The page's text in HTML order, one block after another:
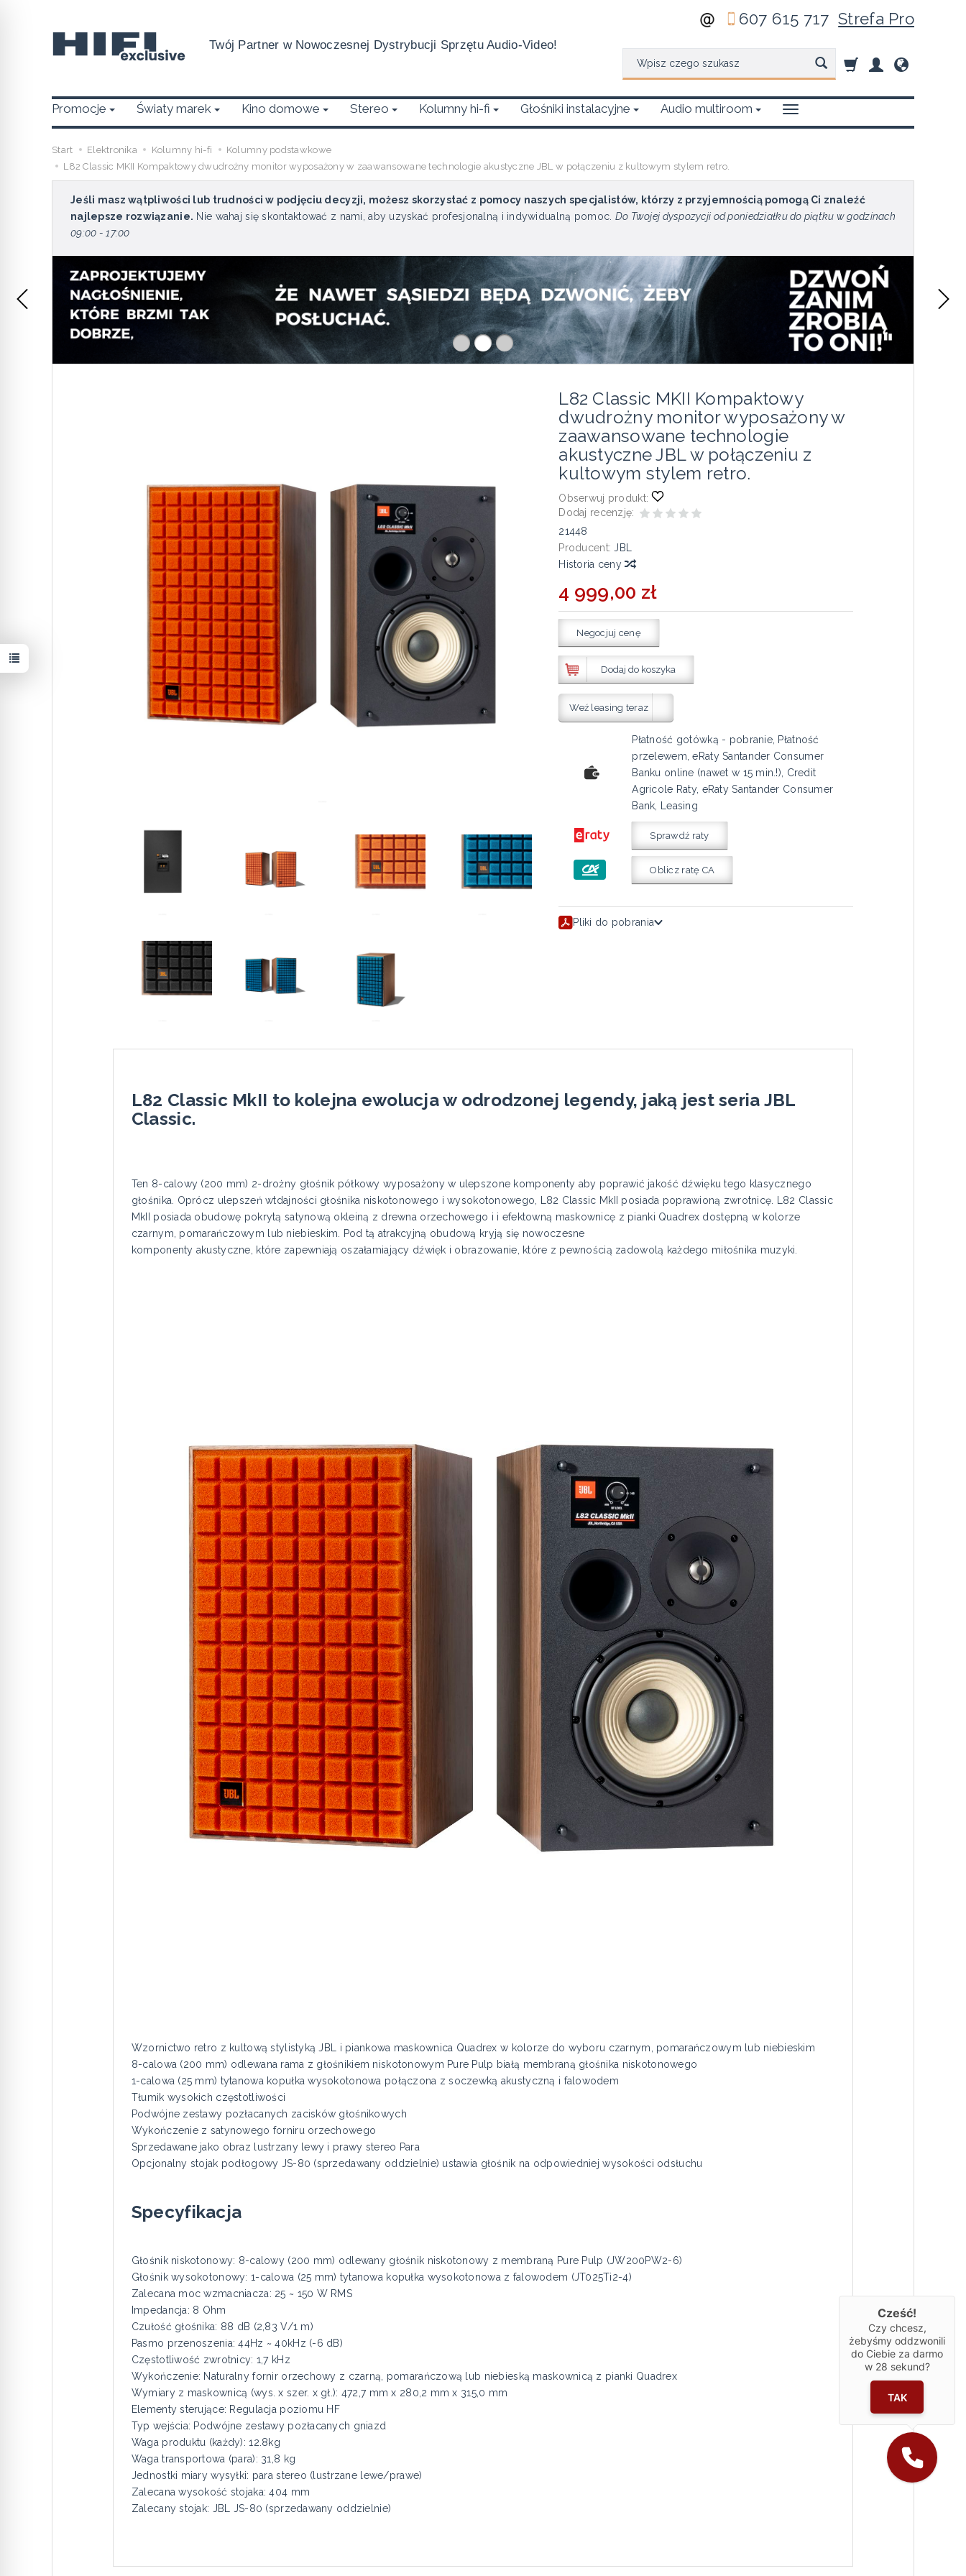
Twój Partner w Nowoczesnej Dystrybucji Sprzętu Audio-Video!
607 615 717Strefa Pro
Promocje Światy marek Kino domowe Stereo Kolumny hi-fi Głośniki instalacyjne Audio multiroom
Start Elektronika Kolumny hi-fi
Kolumny podstawkowe
L82 Classic MKII Kompaktowy dwudrożny monitor wyposażony w zaawansowane technologie akustyczne JBL w połączeniu z kultowym stylem retro.
Jeśli masz wątpliwości lub trudności w podjęciu decyzji, możesz skorzystać z pomocy naszych specjalistów, którzy z przyjemnością pomogą Ci znaleźć
najlepsze rozwiązanie. Nie wahaj się skontaktować z nami, aby uzyskać profesjonalną i indywidualną pomoc. Do Twojej dyspozycji od poniedziałku do piątku w godzinach
09:00 - 17:00
L82 Classic MKII Kompaktowy
dwudrożny monitor wyposażony w
zaawansowane technologie
akustyczne JBL w połączeniu z
kultowym stylem retro.
Obserwuj produkt:
Dodaj recenzję:
21448
Producent: JBL
Historia ceny
4 999,00 zł
Negocjuj cenę
Dodaj do koszyka
Weź leasing teraz
Płatność gotówką - pobranie, Płatność
przelewem, eRaty Santander Consumer
Banku online (nawet w 15 min.!), Credit
Agricole Raty, eRaty Santander Consumer
Bank, Leasing
Sprawdź raty
Oblicz ratę CA
Pliki do pobrania
L82 Classic MkII to kolejna ewolucja w odrodzonej legendy, jaką jest seria JBL
Classic.
Ten 8-calowy (200 mm) 2-drożny głośnik półkowy wyposażony w ulepszone komponenty aby poprawić jakość dźwięku tego klasycznego
głośnika. Oprócz ulepszeń wtdajności głośnika niskotonowego i wysokotonowego, L82 Classic MkII posiada poprawioną zwrotnicę. L82 Classic
MkII posiada obudowę pokrytą satynową okleiną z drewna orzechowego i i efektowną maskownicę z pianki Quadrex dostępną w kolorze
czarnym, pomarańczowym lub niebieskim. Pod tą atrakcyjną obudową kryją się nowoczesne
komponenty akustyczne, które zapewniają oszałamiający dźwięk i obrazowanie, które z pewnością zadowolą każdego miłośnika muzyki.
Wzornictwo retro z kultową stylistyką JBL i piankowa maskownica Quadrex w kolorze do wyboru czarnym, pomarańczowym lub niebieskim
8-calowa (200 mm) odlewana rama z głośnikiem niskotonowym Pure Pulp białą membraną głośnika niskotonowego
1-calowa (25 mm) tytanowa kopułka wysokotonowa połączona z soczewką akustyczną i falowodem
Tłumik wysokich częstotliwości
Podwójne zestawy pozłacanych zacisków głośnikowych
Wykończenie z satynowego forniru orzechowego
Sprzedawane jako obraz lustrzany lewy i prawy stereo Para
Opcjonalny stojak podłogowy JS-80 (sprzedawany oddzielnie) ustawia głośnik na odpowiedniej wysokości odsłuchu
Specyfikacja
Głośnik niskotonowy: 8-calowy (200 mm) odlewany głośnik niskotonowy z membraną Pure Pulp (JW200PW2-6)
Głośnik wysokotonowy: 1-calowa (25 mm) tytanowa kopułka wysokotonowa z falowodem (JT025Ti2-4)
Zalecana moc wzmacniacza: 25 ~ 150 W RMS
Impedancja: 8 Ohm
Czułość głośnika: 88 dB (2,83 V/1 m)
Pasmo przenoszenia: 44Hz ~ 40kHz (-6 dB)
Częstotliwość zwrotnicy: 1,7 kHz
Wykończenie: Naturalny fornir orzechowy z czarną, pomarańczową lub niebieską maskownicą z pianki Quadrex
Wymiary z maskownicą (wys. x szer. x gł.): 472,7 mm x 280,2 mm x 315,0 mm
Elementy sterujące: Regulacja poziomu HF
Typ wejścia: Podwójne zestawy pozłacanych gniazd
Waga produktu (każdy): 12.8kg
Waga transportowa (para): 31,8 kg
Jednostki miary wysyłki: para stereo (lustrzane lewe/prawe)
Zalecana wysokość stojaka: 404 mm
Zalecany stojak: JBL JS-80 (sprzedawany oddzielnie)
Cześć!
Czy chcesz,
żebyśmy oddzwonili
do Ciebie za darmo
w 28 sekund?
TAK